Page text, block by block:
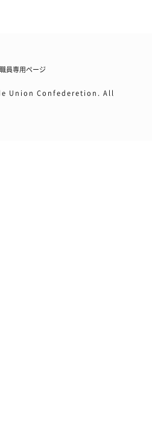
員専用ページ
Union Confederetion. All